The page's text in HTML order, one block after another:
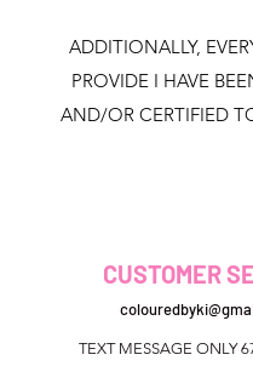
ADDITIONALLY,
PROVIDE I HAVE
AND/OR CERTIFIED
CUSTOMER
TEXT MESSAGE ONLY